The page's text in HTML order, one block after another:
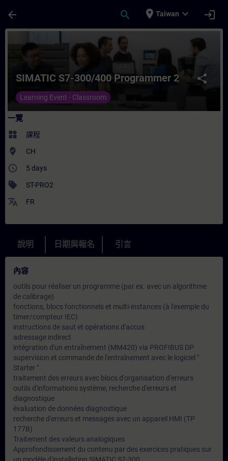
arrow_back search place Taiwan expand_more login
課程 - SIMATIC S7-300/400 Programmer
share
SIMATIC S7-300/400 Programmer 2
Learning Event - Classroom
一覽
widgets 課程
where_to_vote CH
access_time 5 days
sell ST-PRO2
translate FR
說明 日期與報名 引言
內容
outils pour réaliser un programme (par ex. avec un algorithme
de calibrage)
fonctions, blocs fonctionnels et multi-instances (à l'exemple du
timer/compteur IEC)
instructions de saut et opérations d'accus
adressage indirect
intégration d'un entraînement (MM420) via PROFIBUS DP
supervision et commande de l'entraînement avec le logiciel "
Starter "
traitement des erreurs avec blocs d'organisation d'erreurs
outils d'informations système, recherche d'erreurs et
diagnostique
évaluation de données diagnostique
recherche d'erreurs et messages avec un appareil HMI (TP
177B)
Traitement des valeurs analogiques
Approfondissement du contenu par des exercices pratiques sur